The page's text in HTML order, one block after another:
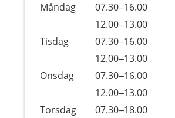
Dag
Öppettider
Kommentarer
Måndag
07.30–16.00
12.00–13.00
Tisdag
07.30–16.00
12.00–13.00
Onsdag
07.30–16.00
12.00–13.00
Torsdag
07.30–18.00